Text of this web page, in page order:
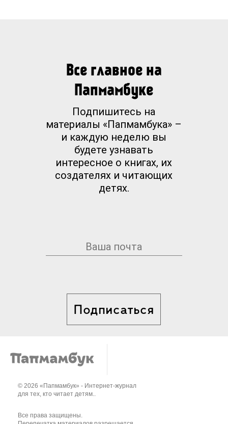
Все главное на
Папмамбуке
Подпишитесь на
материалы «Папмамбука» –
и каждую неделю вы
будете узнавать
интересное о книгах, их
создателях и читающих
детях.
Подписаться
© 2026 «Папмамбук» - Интернет-журнал
для тех, кто читает детям..
Все права защищены.